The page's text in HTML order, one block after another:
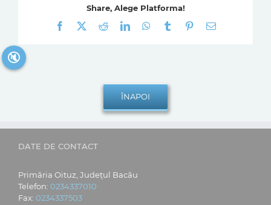
Share, Alege Platforma!
Facebook
RedditLinkedInWhatsApp
Tumblr Pinterest
E-
DATE DE CONTACT
Primăria Oituz, Județul Bacău
Telefon: 0234337010
Fax: 0234337503
🔇